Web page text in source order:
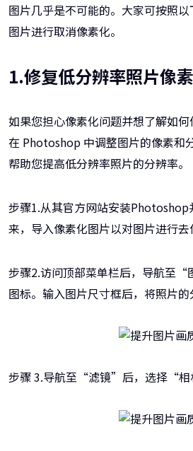
图片几乎是不可能的。大家可按照
图片进行取消像素化。
1.修复低分辨率照片像
如果您担心像素化问题并想了解如
在 Photoshop 中调整图片的像素和
帮助您提高低分辨率照片的分辨率。
步骤1.从其官方网站安装Photoshop
来，导入像素化图片以对图片进行去
步骤2.访问顶部菜单栏后，导航至
图标。输入图片尺寸框后，将照片的
步骤 3.导航至“滤镜”后，选择“相